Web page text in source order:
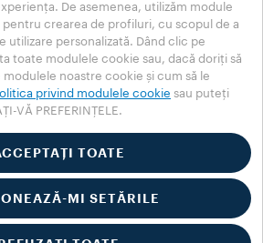
cookie
SPA – Toate drepturile rezervate – Nr.
De asemenea, utilizăm module
crearea de profiluri, cu scopul de a
utilizare personalizată. Dând clic pe
toate modulele cookie sau, dacă doriți să
noastre cookie și cum să le
privind modulele cookie sau puteți
VĂ PREFERINȚELE.
TOATE
MI SETĂRILE